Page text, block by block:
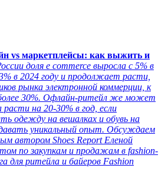
vs маркетплейсы: как выжить и
доля e commerce выросла с 5% в
в 2024 году и продолжает расти,
рынка электронной коммерции, к
30%. Офлайн-ритейл же может
на 20-30% в год, если
одежду на вешалках и обувь на
уникальный опыт. Обсуждаем
автором Shoes Report Еленой
по закупкам и продажам в fashion-
для ритейла и байеров Fashion